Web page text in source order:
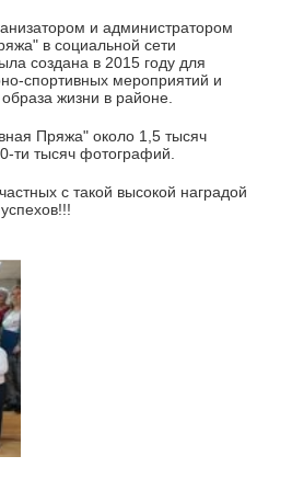
и администратором
в социальной сети
создана в 2015 году для
спортивных мероприятий и
жизни в районе.
Пряжа" около 1,5 тысяч
ти тысяч фотографий.
с такой высокой наградой